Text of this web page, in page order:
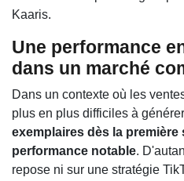
Kaaris.
Une performance
dans un marché
Dans un contexte où les
plus en plus difficiles à
exemplaires dès la première
performance notable.
repose ni sur une stratégie